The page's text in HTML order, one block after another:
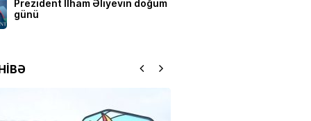
gün:
160
Prezident İlham Əliyevin doğum
günü